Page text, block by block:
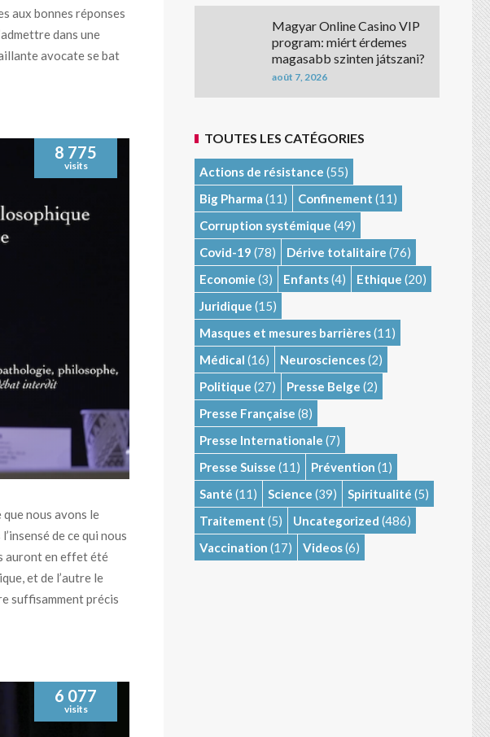
aux bonnes réponses
dans une
avocate se bat
8 775
visits
nous avons le
de ce qui nous
auront en effet été
et de l’autre le
suffisamment précis
6 077
visits
Magyar Online Casino VIP
program: miért érdemes
magasabb szinten játszani?
août 7, 2026
TOUTES LES CATÉGORIES
Actions de résistance (55)
Big Pharma (11) Confinement (11)
Corruption systémique (49)
Covid-19 (78) Dérive totalitaire (76)
Economie (3) Enfants(4) Ethique (20)
Juridique (15)
Masques et mesures barrières(11)
Médical (16) Neurosciences(2)
Politique (27) Presse Belge (2)
Presse Française (8)
Presse Internationale (7)
Presse Suisse (11) Prévention (1)
Santé (11) Science (39) Spiritualité (5)
Traitement (5) Uncategorized (486)
Vaccination (17) Videos(6)